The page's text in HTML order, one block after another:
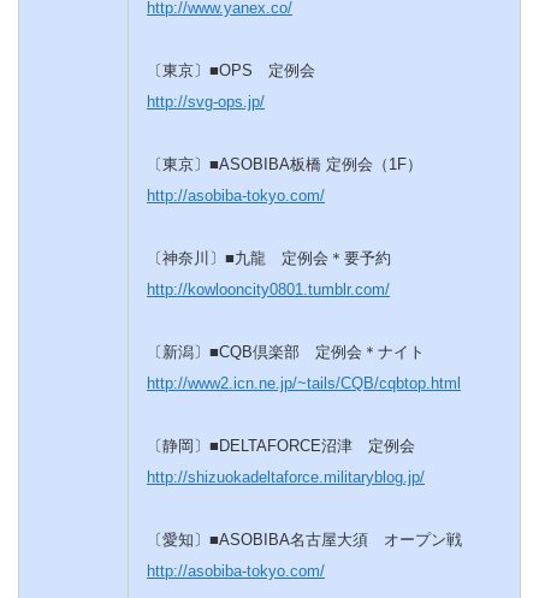
http://www.yanex.co/
〔東京〕■OPS 定例会
http://svg-ops.jp/
〔東京〕■ASOBIBA板橋 定例会（1F）
http://asobiba-tokyo.com/
〔神奈川〕■九龍 定例会＊要予約
http://kowlooncity0801.tumblr.com/
〔新潟〕■CQB倶楽部 定例会＊ナイト
http://www2.icn.ne.jp/~tails/CQB/cqbtop.html
〔静岡〕■DELTAFORCE沼津 定例会
http://shizuokadeltaforce.militaryblog.jp/
〔愛知〕■ASOBIBA名古屋大須 オープン戦
http://asobiba-tokyo.com/